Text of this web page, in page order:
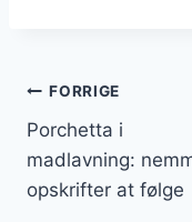
FORRIGE
Porchetta i
madlavning:
opskrifter at følge